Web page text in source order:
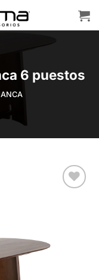
6 puestos